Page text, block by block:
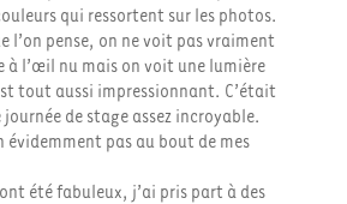
qui ressortent sur les photos.
l’on pense, on ne voit pas vraiment
à l’œil nu mais on voit une lumière
tout aussi impressionnant. C’était
de stage assez incroyable.
évidemment pas au bout de mes
été fabuleux, j’ai pris part à des